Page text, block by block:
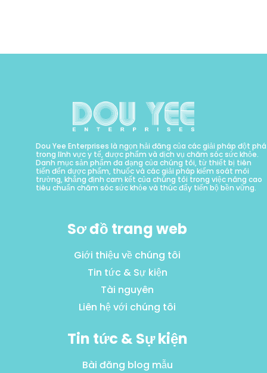
Dou Yee Enterprises là ngọn hải đăng của các giải pháp đột phá
trong lĩnh vực y tế, dược phẩm và dịch vụ chăm sóc sức khỏe.
Danh mục sản phẩm đa dạng của chúng tôi, từ thiết bị tiên
tiến đến dược phẩm, thuốc và các giải pháp kiểm soát môi
trường, khẳng định cam kết của chúng tôi trong việc nâng cao
tiêu chuẩn chăm sóc sức khỏe và thúc đẩy tiến bộ bền vững.
Sơ đồ trang web
Giới thiệu về chúng tôi
Tin tức & Sự kiện
Tài nguyên
Liên hệ với chúng tôi
Tin tức & Sự kiện
Bài đăng blog mẫu